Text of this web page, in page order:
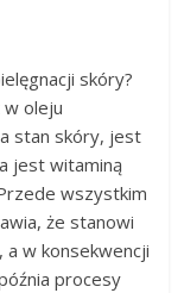
skóry?
oleju
stan skóry, jest
jest witaminą
wszystkim
że stanowi
w konsekwencji
procesy